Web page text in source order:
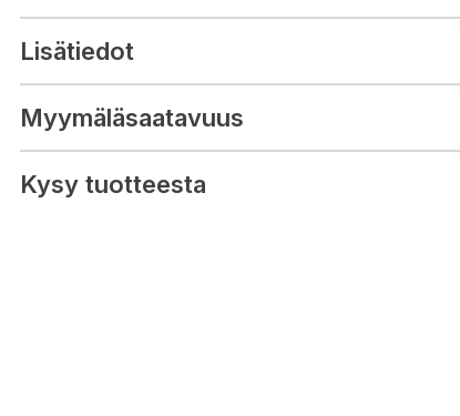
Lisätiedot
Myymäläsaatavuus
Kysy tuotteesta